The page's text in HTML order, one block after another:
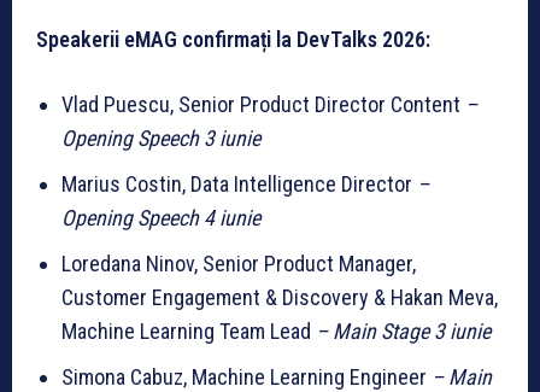
Speakerii eMAG confirmați la DevTalks 2026:
Vlad Puescu, Senior Product Director Content –
Opening Speech 3 iunie
Marius Costin, Data Intelligence Director –
Opening Speech 4 iunie
Loredana Ninov, Senior Product Manager,
Customer Engagement & Discovery & Hakan Meva,
Machine Learning Team Lead – Main Stage 3 iunie
Simona Cabuz, Machine Learning Engineer – Main